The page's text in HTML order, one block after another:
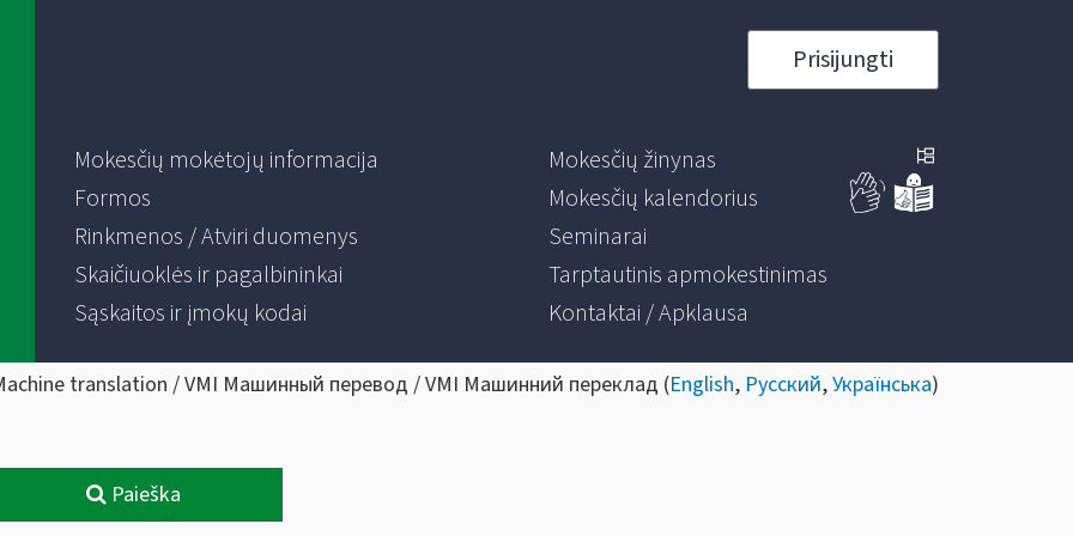
Prisijungti
Mokesčių mokėtojų informacija
Formos
Rinkmenos / Atviri duomenys
Skaičiuoklės ir pagalbininkai
Sąskaitos ir įmokų kodai
Mokesčių žinynas
Mokesčių kalendorius
Seminarai
Tarptautinis apmokestinimas
Kontaktai / Apklausa
translation / VMI Машинный перевод / VMI Машинний переклад (English, Русский,Українська)
Paieška